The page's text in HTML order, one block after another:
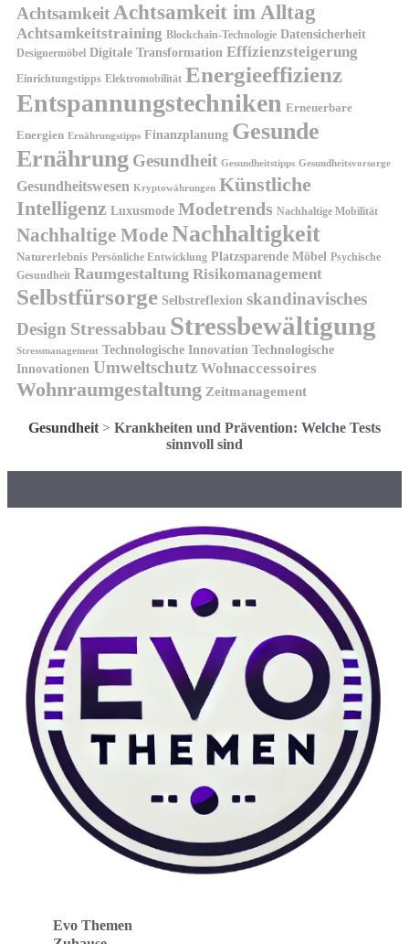
AchtsamkeitAchtsamkeit im Alltag
Achtsamkeitstraining Blockchain-Technologie Datensicherheit
Designermöbel Digitale Transformation Effizienzsteigerung
Einrichtungstipps Elektromobilität Energieeffizienz
Entspannungstechniken Erneuerbare
Energien Ernährungstipps Finanzplanung Gesunde
Ernährung Gesundheit Gesundheitstipps Gesundheitsvorsorge
Gesundheitswesen Kryptowährungen Künstliche
Intelligenz Luxusmode Modetrends Nachhaltige Mobilität
Nachhaltige ModeNachhaltigkeit
Naturerlebnis Persönliche Entwicklung Platzsparende Möbel Psychische
Gesundheit Raumgestaltung Risikomanagement
Selbstfürsorge Selbstreflexion skandinavisches
Design Stressabbau Stressbewältigung
Stressmanagement Technologische Innovation Technologische
Innovationen Umweltschutz Wohnaccessoires
Wohnraumgestaltung Zeitmanagement
Gesundheit > Krankheiten und Prävention: Welche Tests
sinnvoll sind
Evo Themen